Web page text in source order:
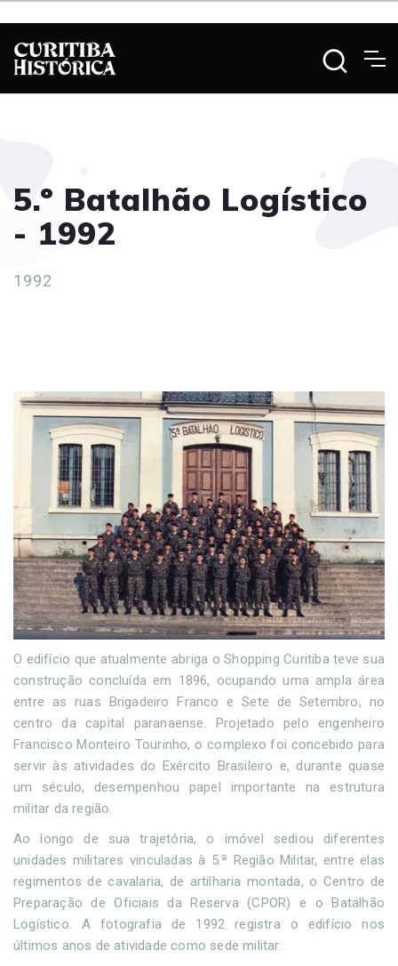
5.º Batalhão Logístico
- 1992
1992
O edifício que atualmente abriga o Shopping Curitiba teve sua
construção concluída em 1896, ocupando uma ampla área
entre as ruas Brigadeiro Franco e Sete de Setembro, no
centro da capital paranaense. Projetado pelo engenheiro
Francisco Monteiro Tourinho, o complexo foi concebido para
servir às atividades do Exército Brasileiro e, durante quase
um século, desempenhou papel importante na estrutura
militar da região.
Ao longo de sua trajetória, o imóvel sediou diferentes
unidades militares vinculadas à 5.ª Região Militar, entre elas
regimentos de cavalaria, de artilharia montada, o Centro de
Preparação de Oficiais da Reserva (CPOR) e o Batalhão
Logístico. A fotografia de 1992 registra o edifício nos
últimos anos de atividade como sede militar.